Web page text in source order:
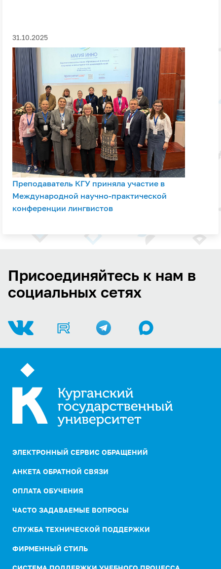
31.10.2025
Преподаватель КГУ приняла участие в
Международной научно-практической
конференции лингвистов
Присоединяйтесь к нам в
социальных сетях
ЭЛЕКТРОННЫЙ СЕРВИС ОБРАЩЕНИЙ
АНКЕТА ОБРАТНОЙ СВЯЗИ
ОПЛАТА ОБУЧЕНИЯ
ЧАСТО ЗАДАВАЕМЫЕ ВОПРОСЫ
СЛУЖБА ТЕХНИЧЕСКОЙ ПОДДЕРЖКИ
ФИРМЕННЫЙ СТИЛЬ